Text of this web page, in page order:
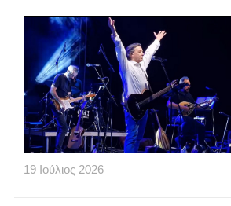
19 Ιούλιος 2026